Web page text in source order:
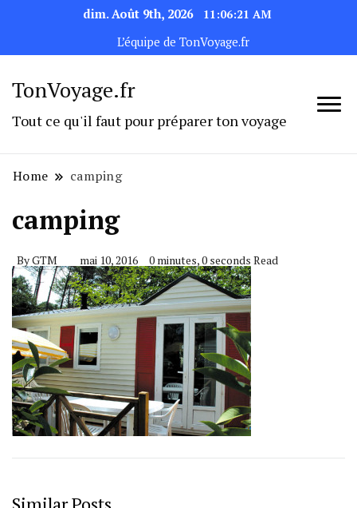
dim. Août 9th, 2026
11:06:21 AM
L’équipe de TonVoyage.fr
TonVoyage.fr
Tout ce qu'il faut pour préparer ton voyage
Home camping
camping
ByGTM mai 10, 2016 0 minutes, 0 seconds Read